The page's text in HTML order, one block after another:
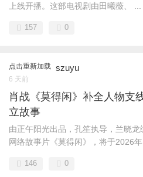
上线开播。这部电视剧由田曦薇、 ...
157 0
点击重新加载 szuyu
6 天前
肖战《莫得闲》补全人物支
立故事
由正午阳光出品，孔笙执导，兰晓
网络故事片《莫得闲》，将于2026年
146 0